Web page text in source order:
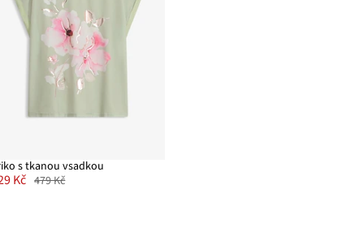
s tkanou vsadkou
Kč 479 Kč